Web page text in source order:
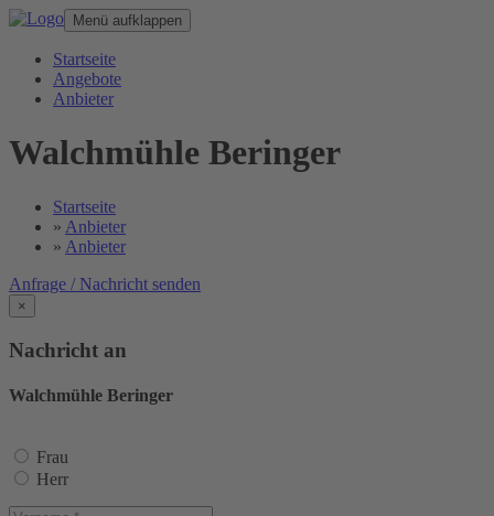
Menü aufklappen
Startseite
Angebote
Anbieter
Walchmühle Beringer
Startseite
» Anbieter
» Anbieter
Anfrage / Nachricht senden
×
Nachricht an
Walchmühle Beringer
Frau
Herr